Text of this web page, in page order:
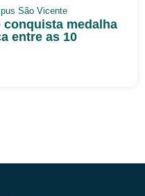
São Vicente
conquista medalha
entre as 10